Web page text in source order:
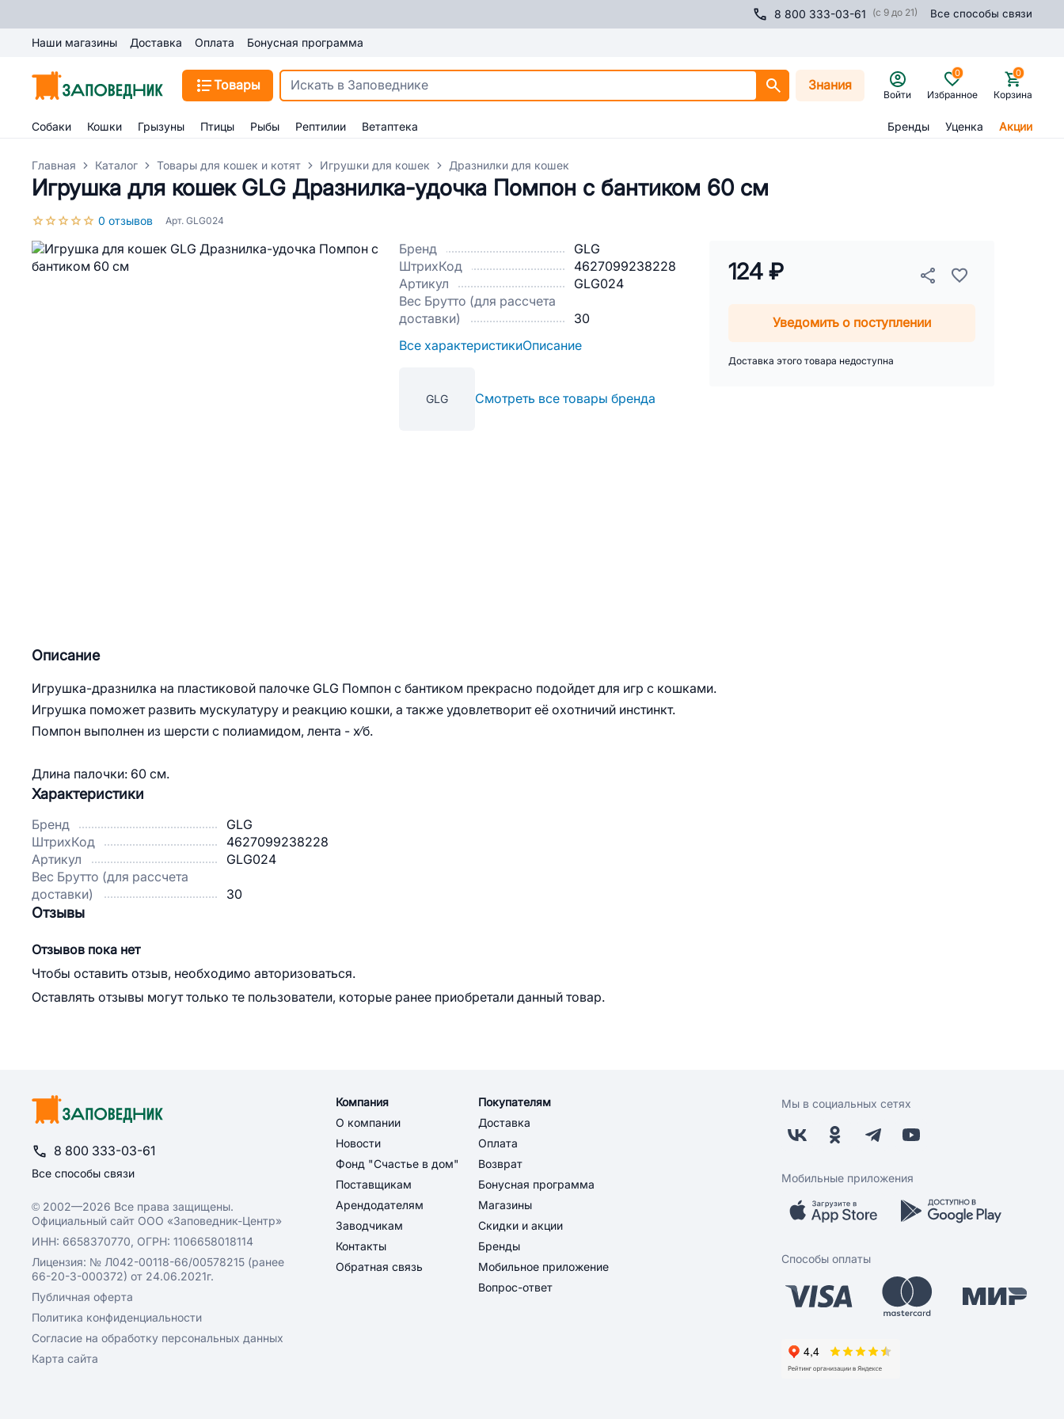
8 800 333-03-61 (с 9 до 21) Все способы связи
Наши магазины Доставка Оплата Бонусная программа
Товары Знания
Войти Избранное
0
Корзина
0
Собаки Кошки Грызуны Птицы Рыбы Рептилии Ветаптека Бренды Уценка Акции
Главная Каталог Товары для кошек и котят Игрушки для кошек Дразнилки для кошек
Игрушка для кошек GLG Дразнилка-удочка Помпон с бантиком 60 см
0 отзывов Арт. GLG024
Бренд
GLG
ШтрихКод
4627099238228
Артикул
GLG024
Вес Брутто (для рассчета
доставки)
30
Все характеристикиОписание
GLG Смотреть все товары бренда
124 ₽
Уведомить о поступлении
Доставка этого товара недоступна
Описание
Игрушка-дразнилка на пластиковой палочке GLG Помпон с бантиком прекрасно подойдет для игр с кошками.
Игрушка поможет развить мускулатуру и реакцию кошки, а также удовлетворит её охотничий инстинкт.
Помпон выполнен из шерсти с полиамидом, лента - х⁄б.
Длина палочки: 60 см.
Характеристики
Бренд
GLG
ШтрихКод
4627099238228
Артикул
GLG024
Вес Брутто (для рассчета
доставки)
30
Отзывы
Отзывов пока нет
Чтобы оставить отзыв, необходимо авторизоваться.
Оставлять отзывы могут только те пользователи, которые ранее приобретали данный товар.
8 800 333-03-61
Все способы связи
© 2002—2026 Все права защищены.
Официальный сайт ООО «Заповедник-Центр»
ИНН: 6658370770, ОГРН: 1106658018114
Лицензия: № Л042-00118-66/00578215 (ранее
66-20-3-000372) от 24.06.2021г.
Публичная оферта
Политика конфиденциальности
Согласие на обработку персональных данных
Карта сайта
Компания
О компании
Новости
Фонд "Счастье в дом"
Поставщикам
Арендодателям
Заводчикам
Контакты
Обратная связь
Покупателям
Доставка
Оплата
Возврат
Бонусная программа
Магазины
Скидки и акции
Бренды
Мобильное приложение
Вопрос-ответ
Мы в социальных сетях
Мобильные приложения
Способы оплаты